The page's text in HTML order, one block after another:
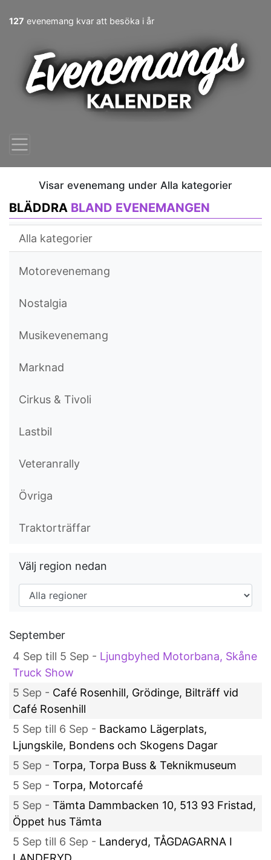
127 evenemang kvar att besöka i år
Visar evenemang under Alla kategorier
BLÄDDRA BLAND EVENEMANGEN
Alla kategorier
Motorevenemang
Nostalgia
Musikevenemang
Marknad
Cirkus & Tivoli
Lastbil
Veteranrally
Övriga
Traktorträffar
Välj region nedan
September
4 Sep till 5 Sep - Ljungbyhed Motorbana, Skåne
Truck Show
5 Sep - Café Rosenhill, Grödinge, Bilträff vid
Café Rosenhill
5 Sep till 6 Sep - Backamo Lägerplats,
Ljungskile, Bondens och Skogens Dagar
5 Sep - Torpa, Torpa Buss & Teknikmuseum
5 Sep - Torpa, Motorcafé
5 Sep - Tämta Dammbacken 10, 513 93 Fristad,
Öppet hus Tämta
5 Sep till 6 Sep - Landeryd, TÅGDAGARNA I